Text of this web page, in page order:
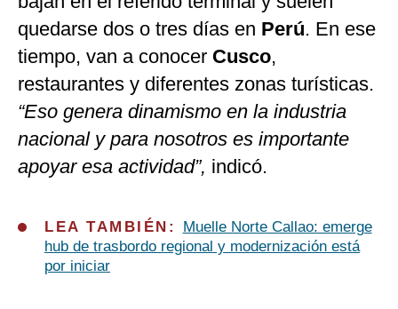
quedarse dos o tres días en Perú. En ese
tiempo, van a conocer Cusco,
restaurantes y diferentes zonas turísticas.
“Eso genera dinamismo en la industria
nacional y para nosotros es importante
apoyar esa actividad”, indicó.
LEA TAMBIÉN:
Muelle Norte Callao: emerge
hub de trasbordo regional y modernización está
por iniciar